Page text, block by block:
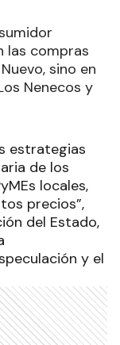
las compras
sino en
Nenecos y
estrategias
de los
locales,
precios”,
del Estado,
y el